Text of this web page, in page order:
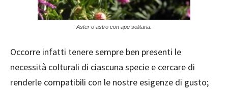
Aster o astro con ape solitaria.
Occorre infatti tenere sempre ben presenti le
necessità colturali di ciascuna specie e cercare di
renderle compatibili con le nostre esigenze di gusto;